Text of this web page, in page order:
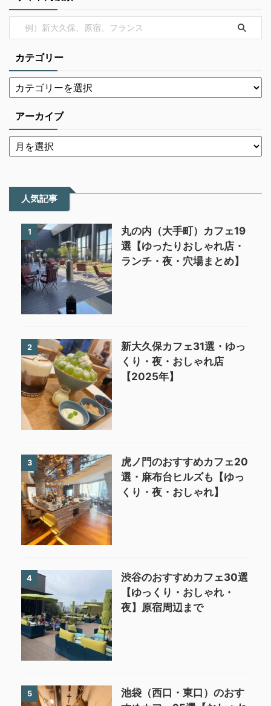
カテゴリー
アーカイブ
人気記事
1
丸の内（大手町）カフェ19
選【ゆったりおしゃれ店・
ランチ・夜・穴場まとめ】
2
新大久保カフェ31選・ゆっ
くり・夜・おしゃれ店
【2025年】
3
虎ノ門のおすすめカフェ20
選・麻布台ヒルズも【ゆっ
くり・夜・おしゃれ】
4
渋谷のおすすめカフェ30選
【ゆっくり・おしゃれ・
夜】原宿周辺まで
5
池袋（西口・東口）のおす